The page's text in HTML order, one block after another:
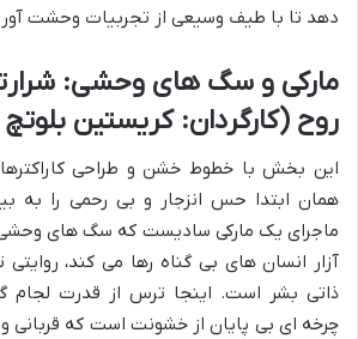
دهد تا با طیف وسیعی از تجربیات وحشت آور
مارکی و سگ های وحشی:
روح (کارگردان: کریستین
این بخش با خطوط خشن و طراحی
همان ابتدا حس انزجار و بی رحمی را به
ماجرای یک مارکی سادیست که سگ های وحشی
آزار انسان های بی گناه رها می کند،
ذاتی بشر است. اینجا ترس از قدرت لجام
چرخه ای بی پایان از خشونت است که قربانی